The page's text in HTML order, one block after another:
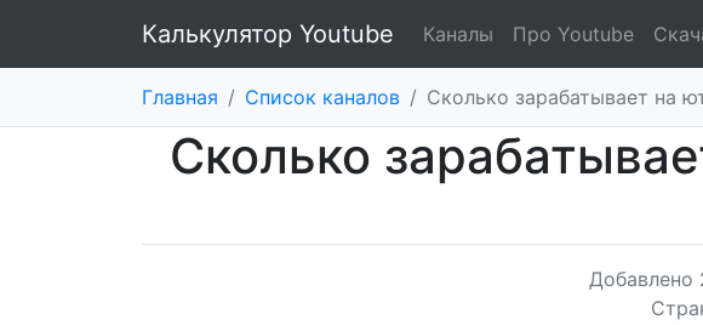
Калькулятор Youtube Каналы Про Youtube
Главная / Список каналов / Cколько зарабатывает на
Cколько
Добавлено